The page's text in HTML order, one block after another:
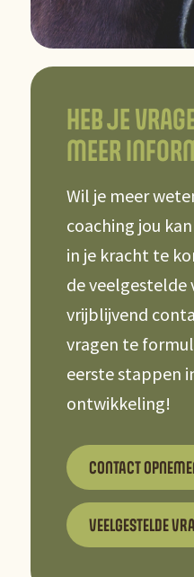
HEB JE
MEER
Wil je meer
coaching jou
in je kracht te
de veelgestelde
vrijblijvend
vragen te
eerste stappen
ontwikkeling!
CONTACT
VEELGESTELDE